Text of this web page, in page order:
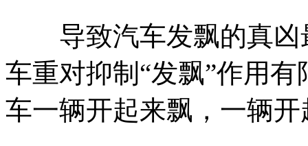
导致汽车发飘的真凶
车重对抑制“发飘”作用
车一辆开起来飘，一辆